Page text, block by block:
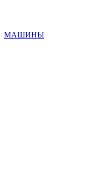
МАШИНЫ